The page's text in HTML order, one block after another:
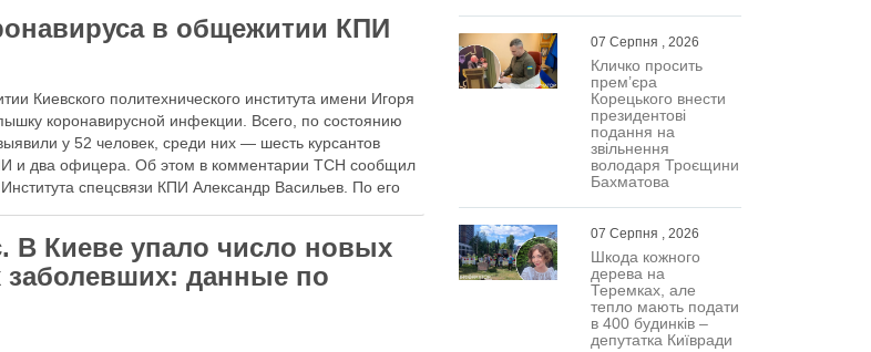
в общежитии КПИ
Киевского политехнического института имени Игоря
коронавирусной инфекции. Всего, по состоянию
у 52 человек, среди них — шесть курсантов
и два офицера. Об этом в комментарии ТСН сообщил
спецсвязи КПИ Александр Васильев. По его
В Киеве упало число новых
данные по
07 Серпня , 2026
Кличко просить
прем’єра
Корецького внести
президентові
подання на
звільнення
володаря Троєщини
Бахматова
07 Серпня , 2026
Шкода кожного
дерева на
Теремках, але
тепло мають подати
в 400 будинків –
депутатка Київради